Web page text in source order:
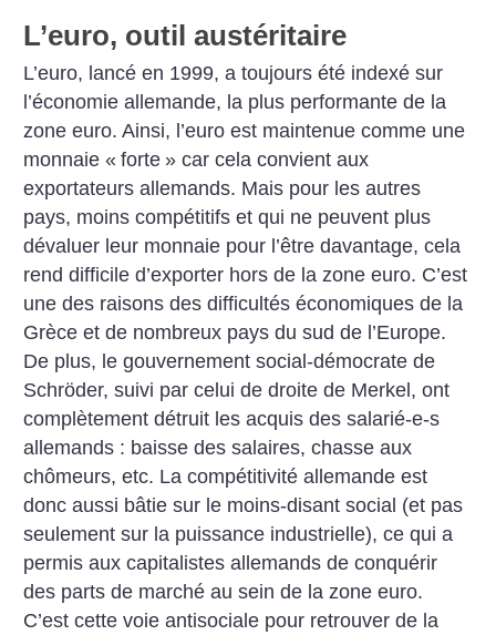
L’euro, outil austéritaire
L’euro, lancé en 1999, a toujours été indexé sur
l’économie allemande, la plus performante de la
zone euro. Ainsi, l’euro est maintenue comme une
monnaie « forte » car cela convient aux
exportateurs allemands. Mais pour les autres
pays, moins compétitifs et qui ne peuvent plus
dévaluer leur monnaie pour l’être davantage, cela
rend difficile d’exporter hors de la zone euro. C’est
une des raisons des difficultés économiques de la
Grèce et de nombreux pays du sud de l’Europe.
De plus, le gouvernement social-démocrate de
Schröder, suivi par celui de droite de Merkel, ont
complètement détruit les acquis des salarié-e-s
allemands : baisse des salaires, chasse aux
chômeurs, etc. La compétitivité allemande est
donc aussi bâtie sur le moins-disant social (et pas
seulement sur la puissance industrielle), ce qui a
permis aux capitalistes allemands de conquérir
des parts de marché au sein de la zone euro.
C’est cette voie antisociale pour retrouver de la